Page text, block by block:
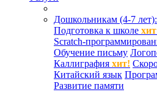
Дошкольникам (4-7
Подготовка к школе
Scratch-
Обучение письму
Каллиграфия хит!
Китайский язык
Развитие памяти